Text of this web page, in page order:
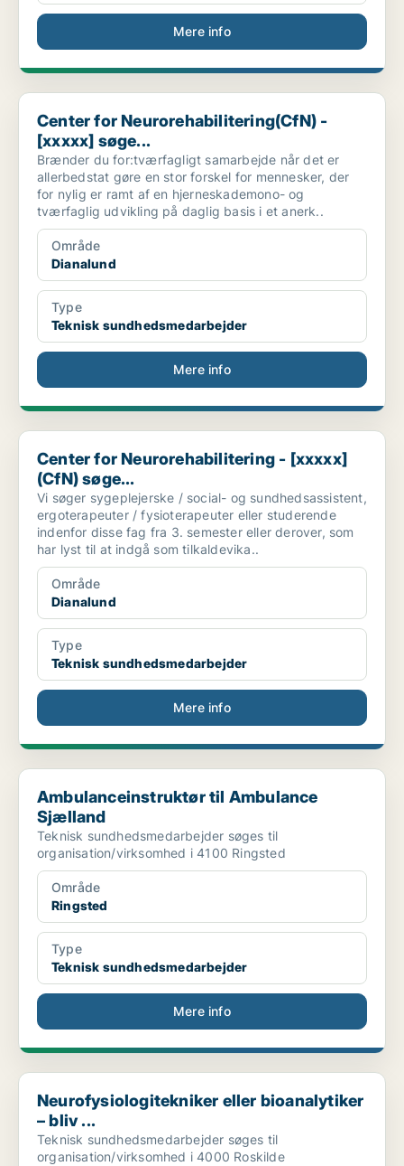
Mere info
Center for Neurorehabilitering(CfN) - [xxxxx] søge...
Center for Neurorehabilitering(CfN) -
[xxxxx] søge...
Brænder du for:tværfagligt samarbejde når det er
allerbedstat gøre en stor forskel for mennesker, der
for nylig er ramt af en hjerneskademono- og
tværfaglig udvikling på daglig basis i et anerk..
Område
Dianalund
Type
Teknisk sundhedsmedarbejder
Mere info
Center for Neurorehabilitering - [xxxxx](CfN) søge...
Center for Neurorehabilitering - [xxxxx]
(CfN) søge...
Vi søger sygeplejerske / social- og sundhedsassistent,
ergoterapeuter / fysioterapeuter eller studerende
indenfor disse fag fra 3. semester eller derover, som
har lyst til at indgå som tilkaldevika..
Område
Dianalund
Type
Teknisk sundhedsmedarbejder
Mere info
Ambulanceinstruktør til Ambulance Sjælland
Ambulanceinstruktør til Ambulance
Sjælland
Teknisk sundhedsmedarbejder søges til
organisation/virksomhed i 4100 Ringsted
Område
Ringsted
Type
Teknisk sundhedsmedarbejder
Mere info
Neurofysiologitekniker eller bioanalytiker – bliv ...
Neurofysiologitekniker eller bioanalytiker
– bliv ...
Teknisk sundhedsmedarbejder søges til
organisation/virksomhed i 4000 Roskilde